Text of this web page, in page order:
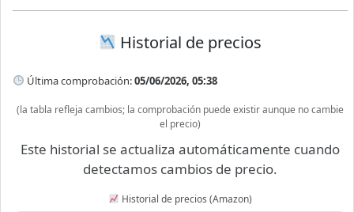
Historial de precios
Última comprobación:05/06/2026, 05:38
(la tabla refleja cambios; la comprobación puede existir aunque no cambie
el precio)
Este historial se actualiza automáticamente cuando
detectamos cambios de precio.
Historial de precios (Amazon)